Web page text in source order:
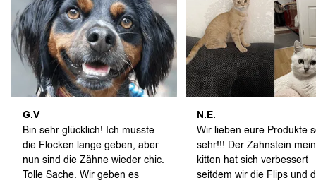
G.V
Bin sehr glücklich! Ich musste
die Flocken lange geben, aber
nun sind die Zähne wieder chic.
Tolle Sache. Wir geben es
N.E.
Wir lieben eure Produkte
sehr!!! Der Zahnstein
kitten hat sich verbessert
seitdem wir die Flips und